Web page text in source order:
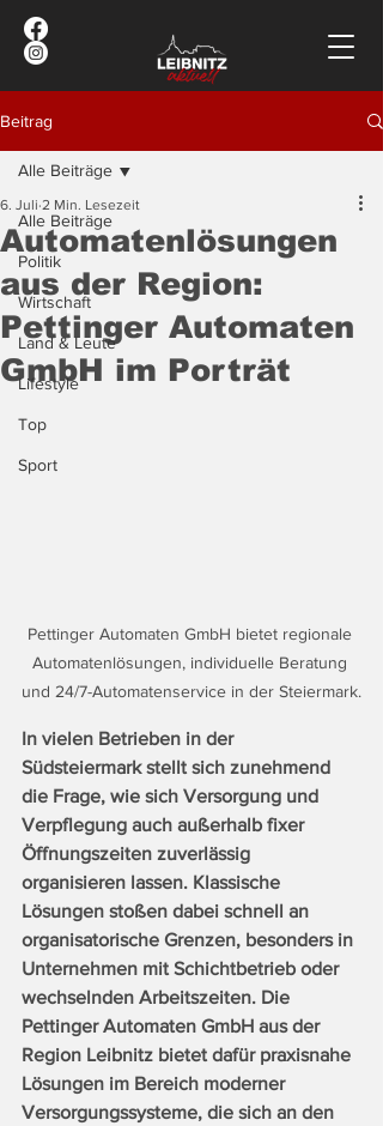
Beitrag
Alle Beiträge
Politik
Wirtschaft
Land & Leute
Lifestyle
Top
Sport
Alle Beiträge
Automatenlösungen
aus der Region:
Pettinger Automaten
GmbH im Porträt
6. Juli 2 Min. Lesezeit
Pettinger Automaten GmbH bietet regionale
Automatenlösungen, individuelle Beratung
und 24/7-Automatenservice in der Steiermark.
In vielen Betrieben in der
Südsteiermark stellt sich zunehmend
die Frage, wie sich Versorgung und
Verpflegung auch außerhalb fixer
Öffnungszeiten zuverlässig
organisieren lassen. Klassische
Lösungen stoßen dabei schnell an
organisatorische Grenzen, besonders in
Unternehmen mit Schichtbetrieb oder
wechselnden Arbeitszeiten. Die
Pettinger Automaten GmbH aus der
Region Leibnitz bietet dafür praxisnahe
Lösungen im Bereich moderner
Versorgungssysteme, die sich an den